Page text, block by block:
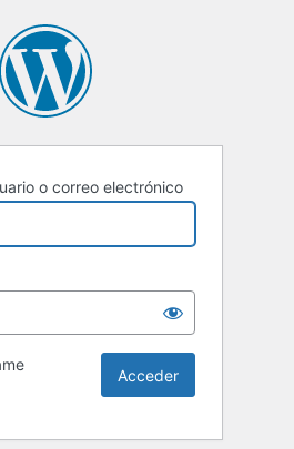
o correo electrónico